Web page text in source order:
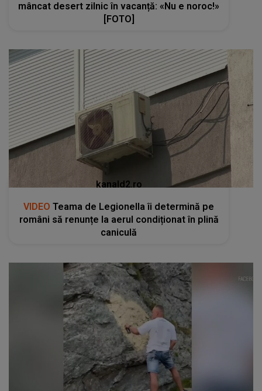
mâncat desert zilnic în vacanță: «Nu e noroc!»
[FOTO]
kanald2.ro
VIDEO Teama de Legionella îi determină pe
români să renunțe la aerul condiționat în plină
caniculă